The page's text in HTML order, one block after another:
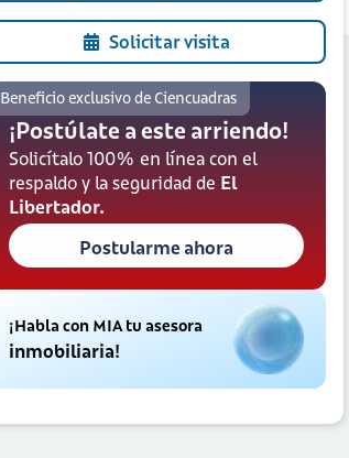
Solicitar visita
Beneficio exclusivo de Ciencuadras
¡Postúlate a este arriendo!
Solicítalo 100% en línea con el
respaldo y la seguridad de El
Libertador.
Postularme ahora
¡Habla con MIA tu asesora
inmobiliaria!